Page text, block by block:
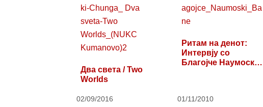
Два света / Two
Worlds
02/09/2016
Ритам на денот:
Интервју со
Благојче Наумоски
01/11/2010